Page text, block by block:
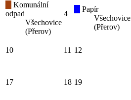
Komunální
odpad
Všechovice
(Přerov)
4
Papír
Všechovice
(Přerov)
10 11 12
17 18 19